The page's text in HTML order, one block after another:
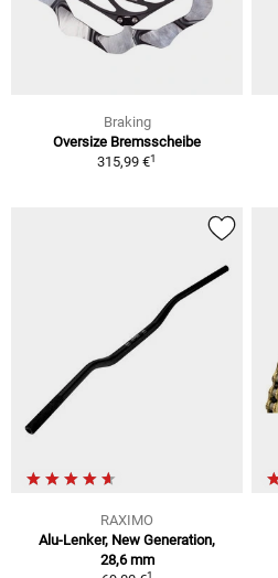
Braking
Oversize Bremsscheibe
315,99 €1
RAXIMO
Alu-Lenker, New Generation,
28,6 mm
1